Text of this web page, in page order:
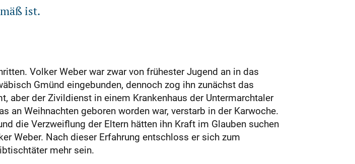
ist.
Volker Weber war zwar von frühester Jugend an in das
Gmünd eingebunden, dennoch zog ihn zunächst das
aber der Zivildienst in einem Krankenhaus der Untermarchtaler
an Weihnachten geboren worden war, verstarb in der Karwoche.
die Verzweiflung der Eltern hätten ihn Kraft im Glauben suchen
Weber. Nach dieser Erfahrung entschloss er sich zum
mehr sein.